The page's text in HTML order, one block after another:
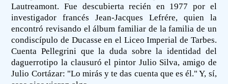
Lautreamont. Fue descubierta recién en 1977 por el
investigador francés Jean-Jacques Lefrére, quien la
encontró revisando el álbum familiar de la familia de un
condiscípulo de Ducasse en el Liceo Imperial de Tarbes.
Cuenta Pellegrini que la duda sobre la identidad del
daguerrotipo la clausuró el pintor Julio Silva, amigo de
Julio Cortázar: "Lo mirás y te das cuenta que es él." Y, sí,